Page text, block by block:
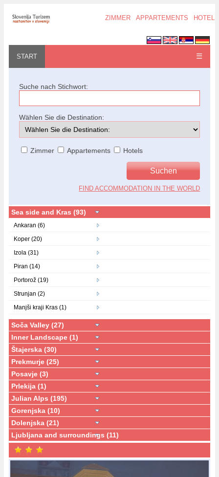
ZIMMER APPARTEMENTS HOTELS
START ☰
Suche nach Stichwort:
Wählen Sie die Destination:
Zimmer Appartements Hotels
FIND ACCOMMODATION IN THE WORLD
Sea side and Kras (93)
Ankaran (6)
Koper (20)
Izola (31)
Piran (14)
Portorož (19)
Strunjan (2)
Manjši kraji Kras (1)
Soča Valley (27)
Inner Landscape (1)
Štajerska (30)
Prekmurje (25)
Posavje (3)
Prlekija (1)
Julian Alps (195)
Gorenjska (10)
Dolenjska (21)
Ljubljana and surroundings (11)